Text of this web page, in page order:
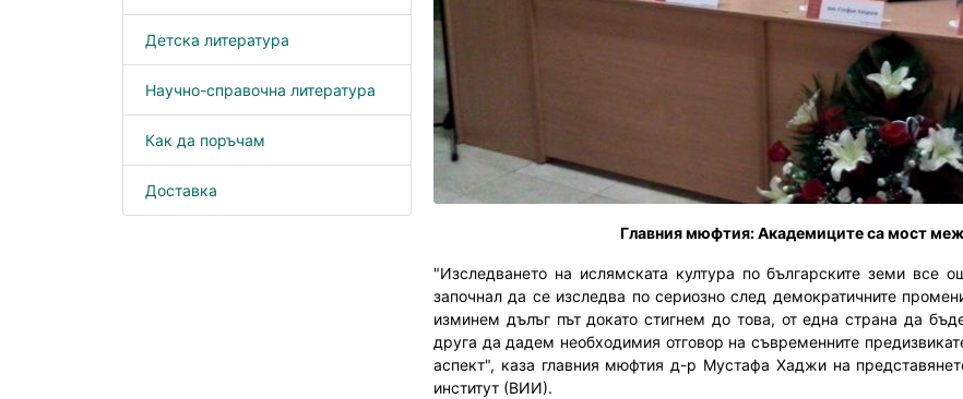
Детска литература
Научно-справочна литература
Как да поръчам
Доставка
Главния мюфтия: Академиците са мост
"Изследването на ислямската култура по българските земи все
започнал да се изследва по сериозно след демократичните
изминем дълъг път докато стигнем до това, от една страна да
друга да дадем необходимия отговор на съвременните
аспект", каза главния мюфтия д-р Мустафа Хаджи на
институт (ВИИ).